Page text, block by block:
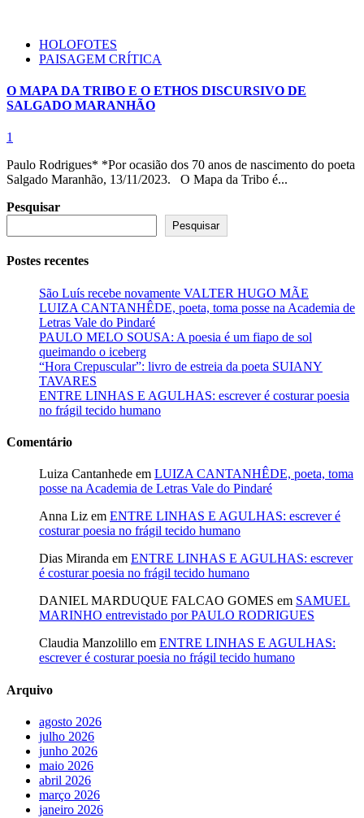
HOLOFOTES
PAISAGEM CRÍTICA
O MAPA DA TRIBO E O ETHOS DISCURSIVO DE
SALGADO MARANHÃO
1
Paulo Rodrigues* *Por ocasião dos 70 anos de nascimento do poeta
Salgado Maranhão, 13/11/2023. O Mapa da Tribo é...
Pesquisar
Pesquisar
Postes recentes
São Luís recebe novamente VALTER HUGO MÃE
LUIZA CANTANHÊDE, poeta, toma posse na Academia de
Letras Vale do Pindaré
PAULO MELO SOUSA: A poesia é um fiapo de sol
queimando o iceberg
“Hora Crepuscular”: livro de estreia da poeta SUIANY
TAVARES
ENTRE LINHAS E AGULHAS: escrever é costurar poesia
no frágil tecido humano
Comentário
Luiza Cantanhede em LUIZA CANTANHÊDE, poeta, toma
posse na Academia de Letras Vale do Pindaré
Anna Liz em ENTRE LINHAS E AGULHAS: escrever é
costurar poesia no frágil tecido humano
Dias Miranda em ENTRE LINHAS E AGULHAS: escrever
é costurar poesia no frágil tecido humano
DANIEL MARDUQUE FALCAO GOMES em SAMUEL
MARINHO entrevistado por PAULO RODRIGUES
Claudia Manzolillo em ENTRE LINHAS E AGULHAS:
escrever é costurar poesia no frágil tecido humano
Arquivo
agosto 2026
julho 2026
junho 2026
maio 2026
abril 2026
março 2026
janeiro 2026